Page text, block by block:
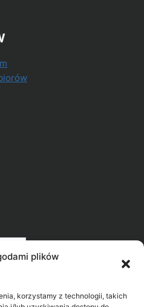
plików
korzystamy z technologii, takich